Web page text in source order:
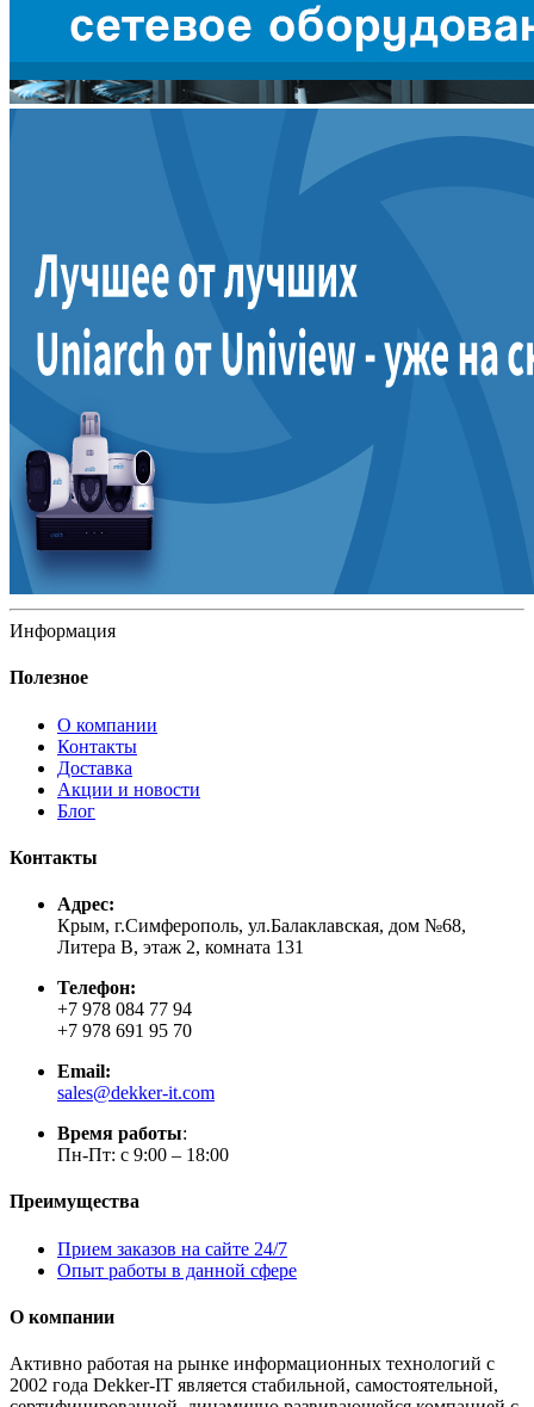
Информация
Полезное
О компании
Контакты
Доставка
Акции и новости
Блог
Контакты
Адрес:
Крым, г.Симферополь, ул.Балаклавская, дом №68,
Литера В, этаж 2, комната 131
Телефон:
+7 978 084 77 94
+7 978 691 95 70
Email:
sales@dekker-it.com
Время работы:
Пн-Пт: с 9:00 – 18:00
Преимущества
Прием заказов на сайте 24/7
Опыт работы в данной сфере
О компании
Активно работая на рынке информационных технологий с
2002 года Dekker-IT является стабильной, самостоятельной,